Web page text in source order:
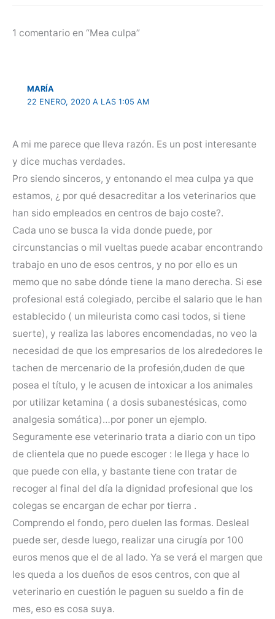
1 comentario en “Mea culpa”
MARÍA
22 ENERO, 2020 A LAS 1:05 AM
A mi me parece que lleva razón. Es un post interesante
y dice muchas verdades.
Pro siendo sinceros, y entonando el mea culpa ya que
estamos, ¿ por qué desacreditar a los veterinarios que
han sido empleados en centros de bajo coste?.
Cada uno se busca la vida donde puede, por
circunstancias o mil vueltas puede acabar encontrando
trabajo en uno de esos centros, y no por ello es un
memo que no sabe dónde tiene la mano derecha. Si ese
profesional está colegiado, percibe el salario que le han
establecido ( un mileurista como casi todos, si tiene
suerte), y realiza las labores encomendadas, no veo la
necesidad de que los empresarios de los alrededores le
tachen de mercenario de la profesión,duden de que
posea el título, y le acusen de intoxicar a los animales
por utilizar ketamina ( a dosis subanestésicas, como
analgesia somática)…por poner un ejemplo.
Seguramente ese veterinario trata a diario con un tipo
de clientela que no puede escoger : le llega y hace lo
que puede con ella, y bastante tiene con tratar de
recoger al final del día la dignidad profesional que los
colegas se encargan de echar por tierra .
Comprendo el fondo, pero duelen las formas. Desleal
puede ser, desde luego, realizar una cirugía por 100
euros menos que el de al lado. Ya se verá el margen que
les queda a los dueños de esos centros, con que al
veterinario en cuestión le paguen su sueldo a fin de
mes, eso es cosa suya.